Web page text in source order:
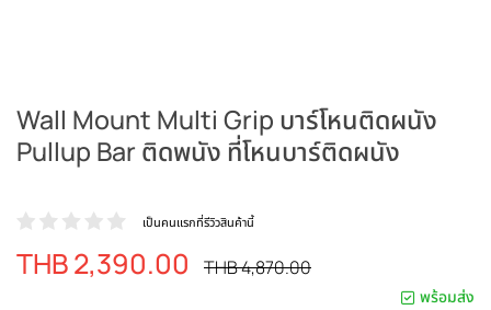
Wall Mount Multi Grip บาร์โหนติดผนัง
Pullup Bar ติดพนัง ที่โหนบาร์ติดผนัง
เป็นคนแรกที่รีวิวสินค้านี้
ราคา
THB 2,390.00
ราคา
THB 4,870.00
พร้อมส่ง